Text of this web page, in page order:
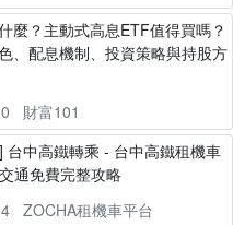
麼？主動式高息ETF值得買嗎？
、配息機制、投資策略與持股方
財富101
台中高鐵轉乘 - 台中高鐵租機車
通免費完整攻略
ZOCHA租機車平台